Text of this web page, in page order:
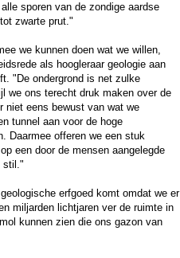
sporen van de zondige aardse
zwarte prut."
we kunnen doen wat we willen,
als hoogleraar geologie aan
"De ondergrond is net zulke
we ons terecht druk maken over de
niet eens bewust van wat we
tunnel aan voor de hoge
Daarmee offeren we een stuk
een door de mensen aangelegde
stil."
erfgoed komt omdat we er
miljarden lichtjaren ver de ruimte in
kunnen zien die ons gazon van